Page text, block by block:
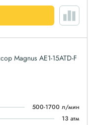
Magnus АЕ1-15ATD-F
500-1700 л/мин
13 атм